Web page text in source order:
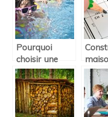
dans une
maison
Pourquoi
choisir une
piscine
container ?
les
l’art